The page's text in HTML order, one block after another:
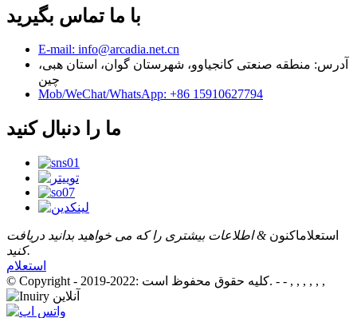
با ما تماس بگیرید
E-mail: info@arcadia.net.cn
آدرس: منطقه صنعتی کانجیاوو، شهرستان گوان، استان هبی،
چین
Mob/WeChat/WhatsApp: +86 15910627794
ما را دنبال کنید
استعلاماکنون & اطلاعات بیشتری را که می خواهید بدانید دریافت
کنید.
استعلام
© Copyright - 2019-2022: کلیه حقوق محفوظ است. - - , , , , , ,